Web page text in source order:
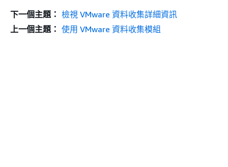
下一個主題： 檢視 VMware 資料收集詳細資訊
上一個主題： 使用 VMware 資料收集模組